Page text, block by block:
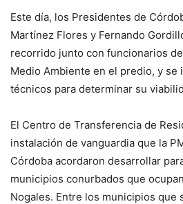
Este día, los Presidentes de
Martínez Flores y Fernando
recorrido junto con funcionarios
Medio Ambiente en el predio, y se
técnicos para determinar su
El Centro de Transferencia de
instalación de vanguardia que la
Córdoba acordaron desarrollar
municipios conurbados que
Nogales. Entre los municipios que